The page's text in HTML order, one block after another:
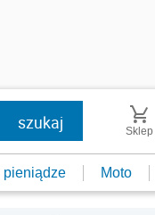
Sklep
pieniądze Moto